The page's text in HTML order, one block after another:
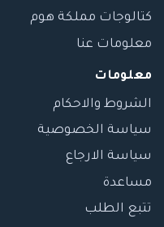
كتالوجات مملكة هوم
معلومات عنا
معلومات
الشروط والاحكام
سياسة الخصوصية
سياسة الارجاع
مساعدة
تتبع الطلب